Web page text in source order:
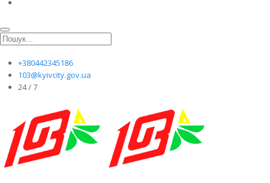
+380442345186
103@kyivcity.gov.ua
24 / 7